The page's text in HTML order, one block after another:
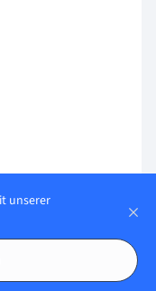
unserer